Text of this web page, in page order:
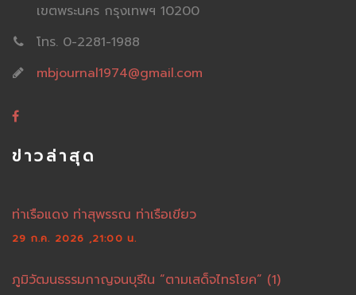
เขตพระนคร กรุงเทพฯ 10200
โทร. 0-2281-1988
mbjournal1974@gmail.com
ข่าวล่าสุด
ท่าเรือแดง ท่าสุพรรณ ท่าเรือเขียว
29 ก.ค. 2026 ,21:00 น.
ภูมิวัฒนธรรมกาญจนบุรีใน “ตามเสด็จไทรโยค” (1)